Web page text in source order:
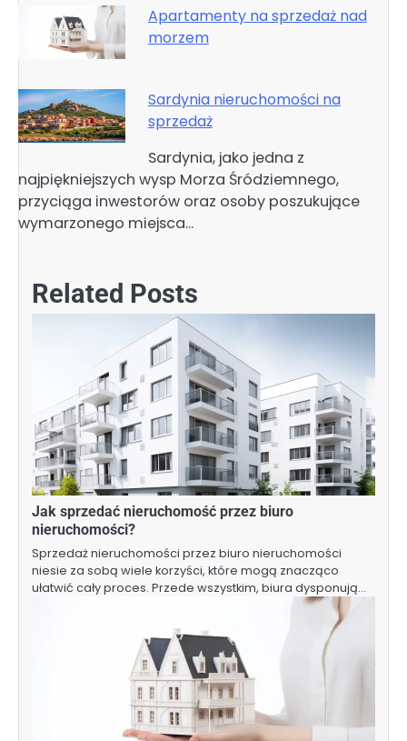
Apartamenty na sprzedaż nad
morzem
Sardynia nieruchomości na
sprzedaż
Sardynia, jako jedna z
najpiękniejszych wysp Morza Śródziemnego,
przyciąga inwestorów oraz osoby poszukujące
wymarzonego miejsca…
Related Posts
Jak sprzedać nieruchomość przez biuro
nieruchomości?
Sprzedaż nieruchomości przez biuro nieruchomości
niesie za sobą wiele korzyści, które mogą znacząco
ułatwić cały proces. Przede wszystkim, biura dysponują…